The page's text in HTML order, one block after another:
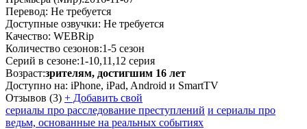
Перевод: Не требуется
Доступные озвучки: Не требуется
Качество: WEBRip
Количество сезонов:1-5 сезон
Серий в сезоне:1-10,11,12 серия
Возраст:зрителям, достигшим 16 лет
Доступно на: iPhone, iPad, Android и SmartTV
Отзывов (3) + Добавить свой
сериалы про расследование преступлений и сериалы про
ведьм, основанные на реальных событиях